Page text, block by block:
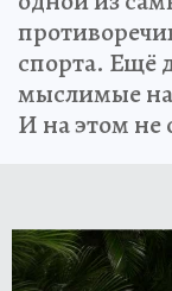
спорта. Ещё
мыслимые
И на этом не